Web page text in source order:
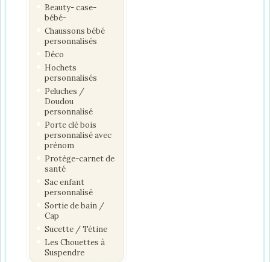
Beauty- case-
bébé-
Chaussons bébé
personnalisés
Déco
Hochets
personnalisés
Peluches /
Doudou
personnalisé
Porte clé bois
personnalisé avec
prénom
Protège-carnet de
santé
Sac enfant
personnalisé
Sortie de bain /
Cap
Sucette / Tétine
Les Chouettes à
Suspendre